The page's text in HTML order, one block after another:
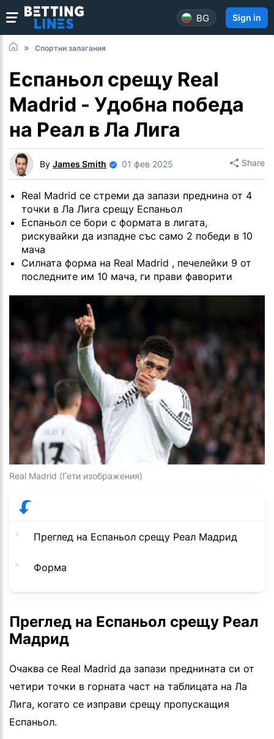
BG Sign in
Спортни залагания
Еспаньол срещу Real
Madrid - Удобна победа
на Реал в Ла Лига
By James Smith 01 фев 2025 Share
Real Madrid се стреми да запази преднина от 4
точки в Ла Лига срещу Еспаньол
Еспаньол се бори с формата в лигата,
рискувайки да изпадне със само 2 победи в 10
мача
Силната форма на Real Madrid , печелейки 9 от
последните им 10 мача, ги прави фаворити
Real Madrid (Гети изображения)
Преглед на Еспаньол срещу Реал Мадрид
Форма
Преглед на Еспаньол срещу Реал
Мадрид
Очаква се Real Madrid да запази преднината си от
четири точки в горната част на таблицата на Ла
Лига, когато се изправи срещу пропускащия
Еспаньол.